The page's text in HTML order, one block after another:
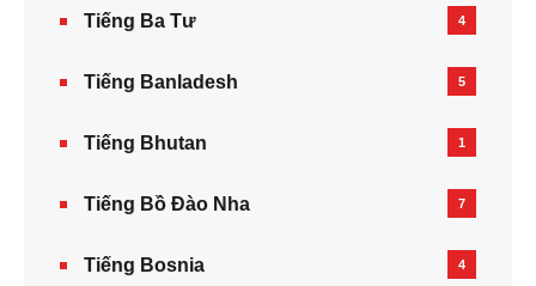
Tiếng Ba Tư 4
Tiếng Banladesh 5
Tiếng Bhutan 1
Tiếng Bồ Đào Nha 7
Tiếng Bosnia 4